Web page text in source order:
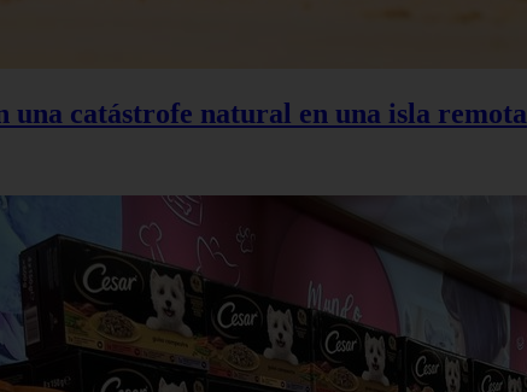
una catástrofe natural en una isla remota